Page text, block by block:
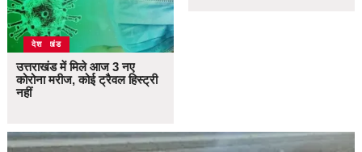
उत्तराखंड
देश
उत्तराखंड में मिले आज 3 नए
कोरोना मरीज, कोई ट्रैवल हिस्ट्री
नहीं